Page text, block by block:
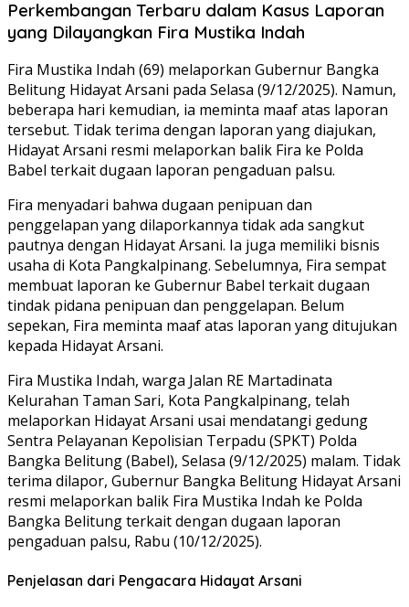
Perkembangan Terbaru dalam Kasus Laporan
yang Dilayangkan Fira Mustika Indah
Fira Mustika Indah (69) melaporkan Gubernur Bangka
Belitung Hidayat Arsani pada Selasa (9/12/2025). Namun,
beberapa hari kemudian, ia meminta maaf atas laporan
tersebut. Tidak terima dengan laporan yang diajukan,
Hidayat Arsani resmi melaporkan balik Fira ke Polda
Babel terkait dugaan laporan pengaduan palsu.
Fira menyadari bahwa dugaan penipuan dan
penggelapan yang dilaporkannya tidak ada sangkut
pautnya dengan Hidayat Arsani. Ia juga memiliki bisnis
usaha di Kota Pangkalpinang. Sebelumnya, Fira sempat
membuat laporan ke Gubernur Babel terkait dugaan
tindak pidana penipuan dan penggelapan. Belum
sepekan, Fira meminta maaf atas laporan yang ditujukan
kepada Hidayat Arsani.
Fira Mustika Indah, warga Jalan RE Martadinata
Kelurahan Taman Sari, Kota Pangkalpinang, telah
melaporkan Hidayat Arsani usai mendatangi gedung
Sentra Pelayanan Kepolisian Terpadu (SPKT) Polda
Bangka Belitung (Babel), Selasa (9/12/2025) malam. Tidak
terima dilapor, Gubernur Bangka Belitung Hidayat Arsani
resmi melaporkan balik Fira Mustika Indah ke Polda
Bangka Belitung terkait dengan dugaan laporan
pengaduan palsu, Rabu (10/12/2025).
Penjelasan dari Pengacara Hidayat Arsani